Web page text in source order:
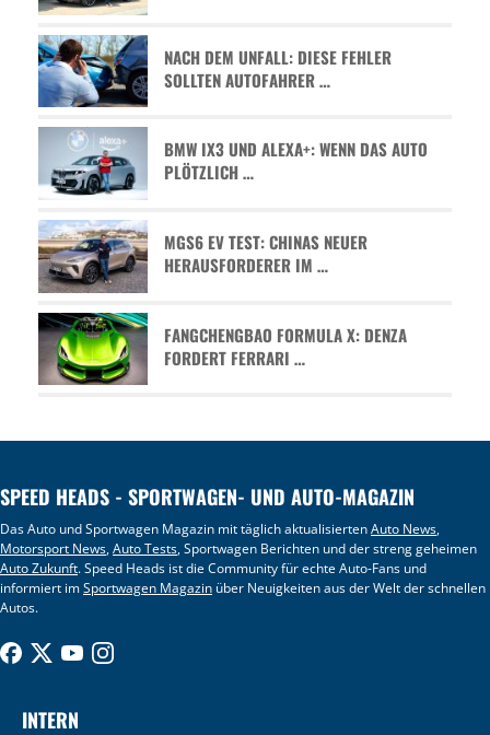
NACH DEM UNFALL: DIESE FEHLER
SOLLTEN AUTOFAHRER …
BMW IX3 UND ALEXA+: WENN DAS AUTO
PLÖTZLICH …
MGS6 EV TEST: CHINAS NEUER
HERAUSFORDERER IM …
FANGCHENGBAO FORMULA X: DENZA
FORDERT FERRARI …
SPEED HEADS - SPORTWAGEN- UND AUTO-MAGAZIN
Das Auto und Sportwagen Magazin mit täglich aktualisiertenAuto News,
Motorsport News,Auto Tests, Sportwagen Berichten und der streng geheimen
Auto Zukunft. Speed Heads ist die Community für echte Auto-Fans und
informiert imSportwagen Magazin über Neuigkeiten aus der Welt der schnellen
Autos.
INTERN